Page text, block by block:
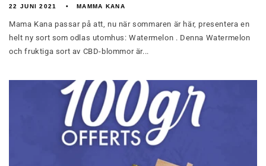
22 JUNI 2021 MAMMA KANA
Mama Kana passar på att, nu när sommaren är här, presentera en
helt ny sort som odlas utomhus: Watermelon . Denna Watermelon
och fruktiga sort av CBD-blommor är...